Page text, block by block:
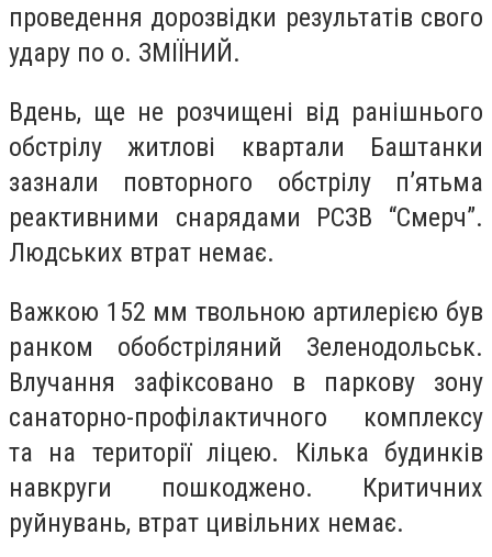
проведення дорозвідки результатів свого
удару по о. ЗМІЇНИЙ.
Вдень, ще не розчищені від ранішнього
обстрілу житлові квартали Баштанки
зазнали повторного обстрілу п’ятьма
реактивними снарядами РСЗВ “Смерч”.
Людських втрат немає.
Важкою 152 мм твольною артилерією був
ранком обобстріляний Зеленодольськ.
Влучання зафіксовано в паркову зону
санаторно-профілактичного комплексу
та на території ліцею. Кілька будинків
навкруги пошкоджено. Критичних
руйнувань, втрат цивільних немає.